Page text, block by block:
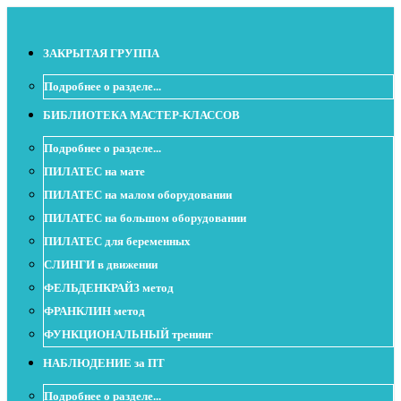
ЗАКРЫТАЯ ГРУППА
Подробнее о разделе...
БИБЛИОТЕКА МАСТЕР-КЛАССОВ
Подробнее о разделе...
ПИЛАТЕС на мате
ПИЛАТЕС на малом оборудовании
ПИЛАТЕС на большом оборудовании
ПИЛАТЕС для беременных
СЛИНГИ в движении
ФЕЛЬДЕНКРАЙЗ метод
ФРАНКЛИН метод
ФУНКЦИОНАЛЬНЫЙ тренинг
НАБЛЮДЕНИЕ за ПТ
Подробнее о разделе...